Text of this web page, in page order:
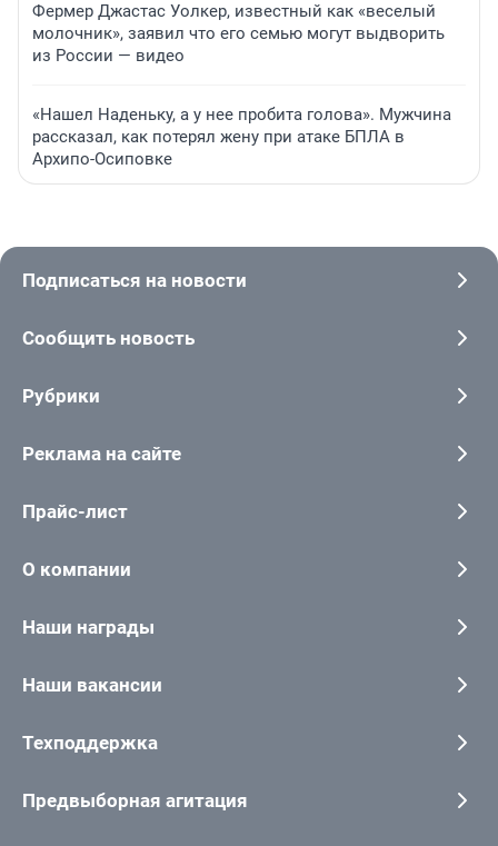
Фермер Джастас Уолкер, известный как «веселый
молочник», заявил что его семью могут выдворить
из России — видео
«Нашел Наденьку, а у нее пробита голова». Мужчина
рассказал, как потерял жену при атаке БПЛА в
Архипо-Осиповке
Подписаться на новости
Сообщить новость
Рубрики
Реклама на сайте
Прайс-лист
О компании
Наши награды
Наши вакансии
Техподдержка
Предвыборная агитация